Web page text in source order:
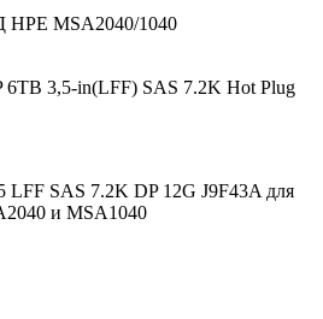
MSA2040/1040
6TB 3,5-in(LFF) SAS 7.2K Hot Plug
LFF SAS 7.2K DP 12G J9F43A для
и MSA1040